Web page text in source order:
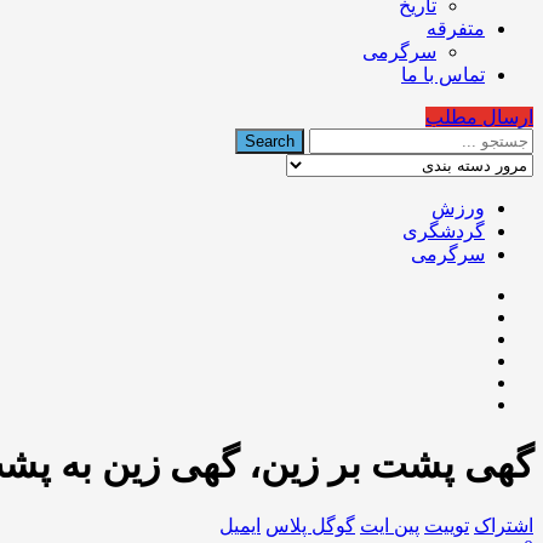
تاریخ
متفرقه
سرگرمی
تماس با ما
ارسال مطلب
ورزش
گردشگری
سرگرمی
گهی پشت بر زین، گهی زین به
اشتراک توییت پین ایت گوگل‌ پلاس ایمیل